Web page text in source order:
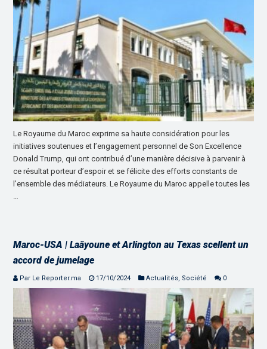
Le Royaume du Maroc exprime sa haute considération pour les
initiatives soutenues et l’engagement personnel de Son Excellence
Donald Trump, qui ont contribué d’une manière décisive à parvenir à
ce résultat porteur d’espoir et se félicite des efforts constants de
l’ensemble des médiateurs. Le Royaume du Maroc appelle toutes les
Maroc-USA | Laâyoune et Arlington au Texas scellent un
accord de jumelage
Par Le Reporter.ma 17/10/2024 Actualités, Société 0